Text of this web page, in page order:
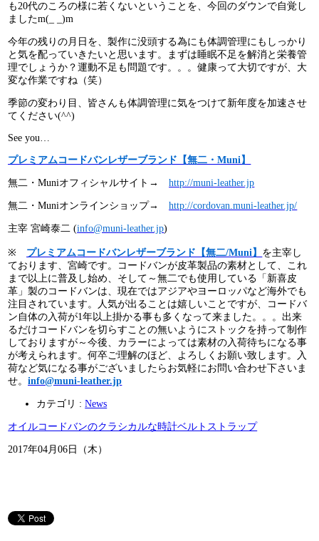
も20代のころの様に若くないということを、今回のダウンで自覚し
ましたm(_ _)m
今年の残りの月日を、製作に没頭する為にも体調管理にもしっかり
と気を配っていきたいと思います。まずは睡眠不足を解消と栄養管
理でしょうか？運動不足も問題です。。。健康って大切ですが、大
変な作業ですね（笑）
季節の変わり目、皆さんも体調管理に気をつけて新年度を加速させ
てください(^^)
See you…
プレミアムコードバンレザーブランド【無二・Muni】
無二・Muniオフィシャルサイト→http://muni-leather.jp
無二・Muniオンラインショップ→http://cordovan.muni-leather.jp/
主宰 宮崎泰二 (info@muni-leather.jp)
※ プレミアムコードバンレザーブランド【無二/Muni】 を主宰し
ております、宮崎です。コードバンが皮革製品の素材として、これ
まで以上に普及し始め、そして～無二でも使用している「新喜皮
革」製のコードバンは、現在ではアジアやヨーロッパなど海外でも
注目されています。人気が出ることは嬉しいことですが、コードバ
ン自体の入荷が1年以上掛かる事も多くなって来ました。。。出来
るだけコードバンを切らすことの無いようにストックを持って制作
しておりますが～今後、カラーによっては素材の入荷待ちになる事
が考えられます。何卒ご理解のほど、よろしくお願い致します。入
荷など気になる事がございましたらお気軽にお問い合わせ下さいま
せ。info@muni-leather.jp
カテゴリ :News
オイルコードバンのクラシカルな時計ベルトストラップ
2017年04月06日（木）